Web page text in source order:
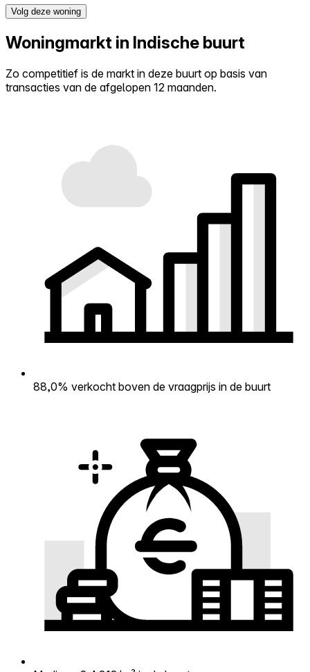
Volg deze woning
Woningmarkt in Indische buurt
Zo competitief is de markt in deze buurt op basis van
transacties van de afgelopen 12 maanden.
88,0% verkocht boven de vraagprijs in de buurt